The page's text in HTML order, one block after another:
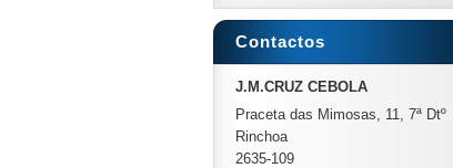
Contactos
J.M.CRUZ CEBOLA
Praceta das Mimosas, 11, 7ª Dtº
Rinchoa
2635-109